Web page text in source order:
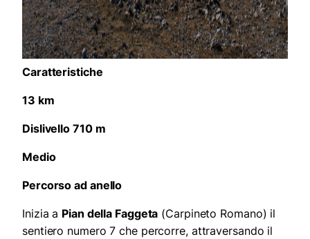
Caratteristiche
13 km
Dislivello 710 m
Medio
Percorso ad anello
Inizia a Pian della Faggeta (Carpineto Romano) il
sentiero numero 7 che percorre, attraversando il